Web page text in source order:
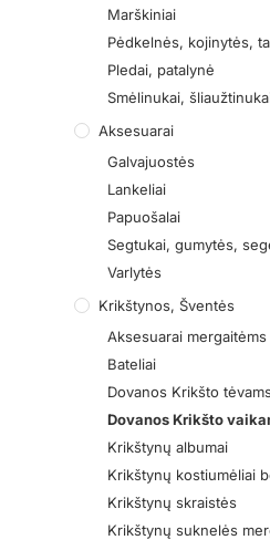
Marškiniai
Pėdkelnės, kojinytės,
Pledai, patalynė
Smėlinukai,
Aksesuarai
Galvajuostės
Lankeliai
Papuošalai
Segtukai, gumytės,
Varlytės
Krikštynos, Šventės
Aksesuarai mergaitėms
Bateliai
Dovanos Krikšto
Dovanos Krikšto
Krikštynų albumai
Krikštynų kostiumėliai
Krikštynų skraistės
Krikštynų suknelės